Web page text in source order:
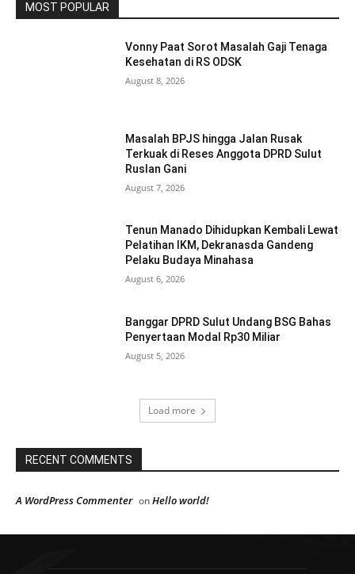
MOST POPULAR
Vonny Paat Sorot Masalah Gaji Tenaga
Kesehatan di RS ODSK
August 8, 2026
Masalah BPJS hingga Jalan Rusak
Terkuak di Reses Anggota DPRD Sulut
Ruslan Gani
August 7, 2026
Tenun Manado Dihidupkan Kembali Lewat
Pelatihan IKM, Dekranasda Gandeng
Pelaku Budaya Minahasa
August 6, 2026
Banggar DPRD Sulut Undang BSG Bahas
Penyertaan Modal Rp30 Miliar
August 5, 2026
Load more
RECENT COMMENTS
A WordPress Commenter onHello world!